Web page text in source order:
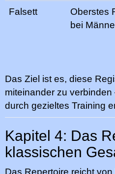
Falsett
Oberstes
bei
Das Ziel ist es, diese
miteinander zu
durch gezieltes Training
Kapitel 4: Das
klassischen
Das Repertoire reicht